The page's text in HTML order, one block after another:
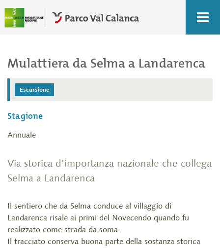
Mulattiera da Selma a Landarenca
Escursione
Stagione
Annuale
Via storica d'importanza nazionale che collega
Selma a Landarenca
Il sentiero che da Selma conduce al villaggio di
Landarenca risale ai primi del Novecendo quando fu
realizzato come strada da soma.
Il tracciato conserva buona parte della sostanza storica